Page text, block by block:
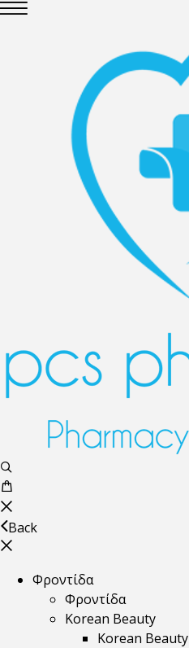
Back
Φροντίδα
Φροντίδα
Korean Beauty
Korean Beauty